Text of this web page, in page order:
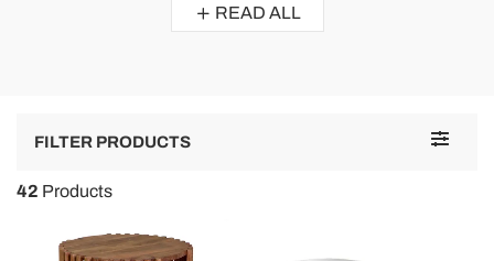
READ ALL
Toggle
FILTER PRODUCTS
42 Products